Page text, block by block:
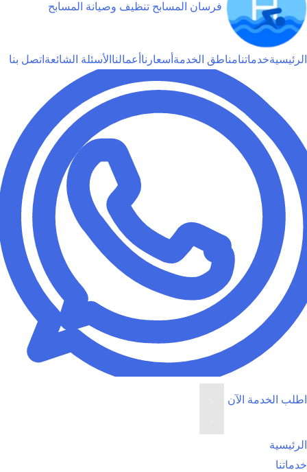
فرسان المسابح تنظيف وصيانة المسابح
الرئيسيةخدماتنامناطق الخدمة أسعارنا أعمالنا الأسئلة الشائعة اتصل بنا
اطلب الخدمة الآن
الرئيسية
خدماتنا